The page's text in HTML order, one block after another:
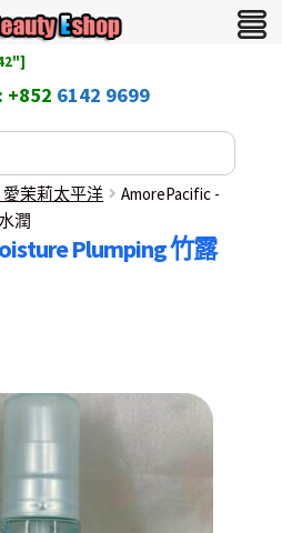
+852 6142 9699
愛茉莉太平洋
AmorePacific -
潤
Plumping 竹露